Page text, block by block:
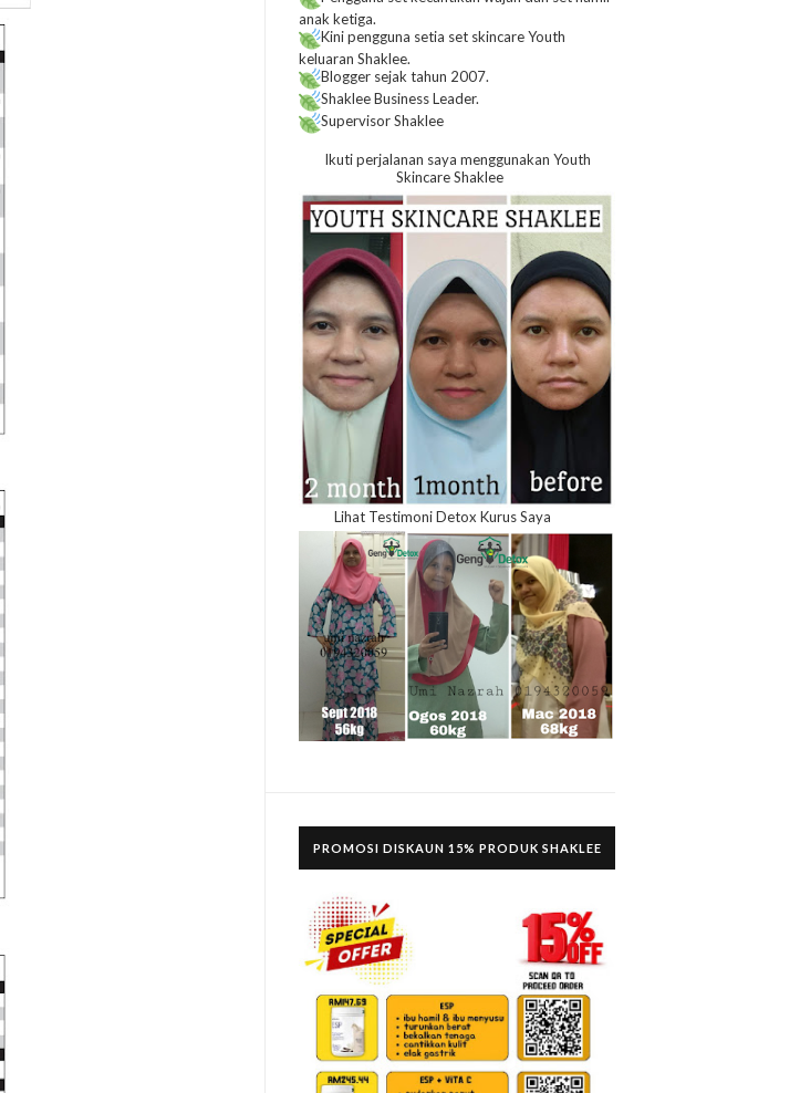
anak ketiga.
Kini pengguna setia set skincare Youth
keluaran Shaklee.
Blogger sejak tahun 2007.
Shaklee Business Leader.
Supervisor Shaklee
Ikuti perjalanan saya menggunakan Youth
Skincare Shaklee
Lihat Testimoni Detox Kurus Saya
PROMOSI DISKAUN 15% PRODUK SHAKLEE